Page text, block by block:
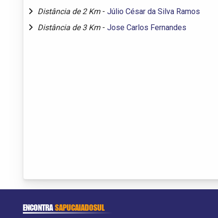
Distância de 2 Km - Júlio César da Silva Ramos
Distância de 3 Km - Jose Carlos Fernandes
ENCONTRASAPUCAIADOSUL